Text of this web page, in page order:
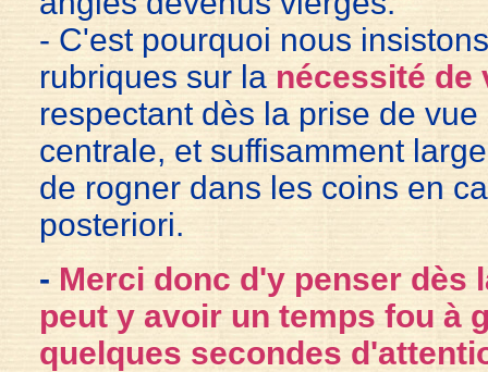
- C'est pourquoi nous
rubriques sur la nécessité de
respectant dès la prise de
centrale, et suffisamment
de rogner dans les coins en
posteriori.
- Merci donc d'y penser dès
peut y avoir un temps fou à
quelques secondes